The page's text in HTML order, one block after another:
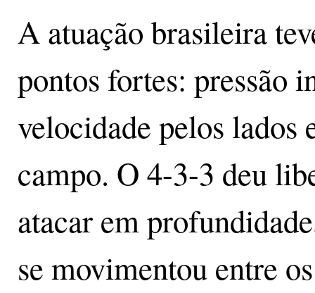
A atuação brasileira
pontos fortes: pressão
velocidade pelos
campo. O 4-3-3 deu
atacar em
se movimentou entre